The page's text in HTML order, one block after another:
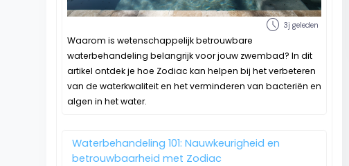
schedule 3j geleden
Waarom is wetenschappelijk betrouwbare
waterbehandeling belangrijk voor jouw zwembad? In dit
artikel ontdek je hoe Zodiac kan helpen bij het verbeteren
van de waterkwaliteit en het verminderen van bacteriën en
algen in het water.
Waterbehandeling 101: Nauwkeurigheid en
betrouwbaarheid met Zodiac